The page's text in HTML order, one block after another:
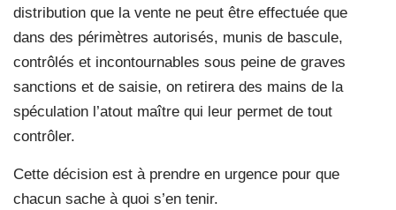
distribution que la vente ne peut être effectuée que
dans des périmètres autorisés, munis de bascule,
contrôlés et incontournables sous peine de graves
sanctions et de saisie, on retirera des mains de la
spéculation l’atout maître qui leur permet de tout
contrôler.
Cette décision est à prendre en urgence pour que
chacun sache à quoi s’en tenir.